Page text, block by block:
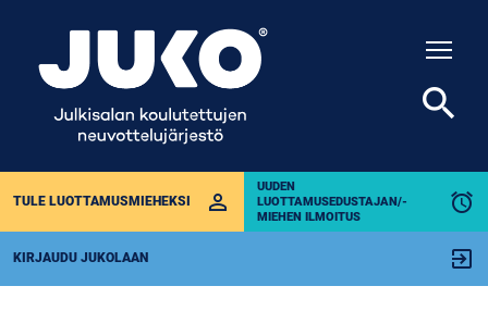
TULE LUOTTAMUSMIEHEKSI perm_identity
UUDEN
LUOTTAMUSEDUSTAJAN/-
MIEHEN ILMOITUS
alarm
KIRJAUDU JUKOLAAN exit_to_app
search